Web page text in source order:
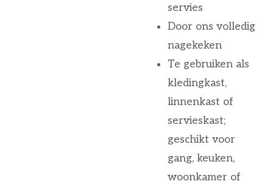
servies
Door ons volledig
nagekeken
Te gebruiken als
kledingkast,
linnenkast of
servieskast;
geschikt voor
gang, keuken,
woonkamer of